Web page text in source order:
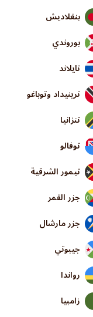
بنغلاديش
بوروندي
تايلاند
ترينيداد وتوباغو
تنزانيا
توفالو
تيمور الشرقية
جزر القمر
جزر مارشال
جيبوتي
رواندا
زامبيا